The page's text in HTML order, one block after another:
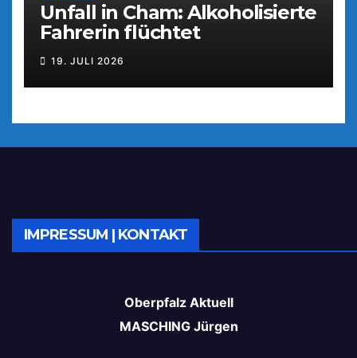
Unfall in Cham: Alkoholisierte
Fahrerin flüchtet
19. JULI 2026
IMPRESSUM | KONTAKT
Oberpfalz Aktuell
MASCHING Jürgen